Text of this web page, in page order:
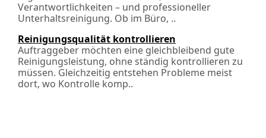
Verantwortlichkeiten – und professioneller
Unterhaltsreinigung. Ob im Büro, ..
Reinigungsqualität kontrollieren
Auftraggeber möchten eine gleichbleibend gute
Reinigungsleistung, ohne ständig kontrollieren zu
müssen. Gleichzeitig entstehen Probleme meist
dort, wo Kontrolle komp..